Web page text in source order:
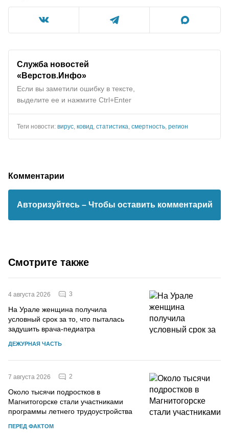
Служба новостей
«Верстов.Инфо»
Если вы заметили ошибку в тексте,
выделите ее и нажмите Ctrl+Enter
Теги новости: вирус ковид статистика смертность регион
Комментарии
Авторизуйтесь – Чтобы оставить комментарий
Смотрите также
4 августа 2026 3
На Урале женщина получила
условный срок за то, что пыталась
задушить врача-педиатра
ДЕЖУРНАЯ ЧАСТЬ
7 августа 2026 2
Около тысячи подростков в
Магнитогорске стали участниками
программы летнего трудоустройства
ПЕРЕД ФАКТОМ